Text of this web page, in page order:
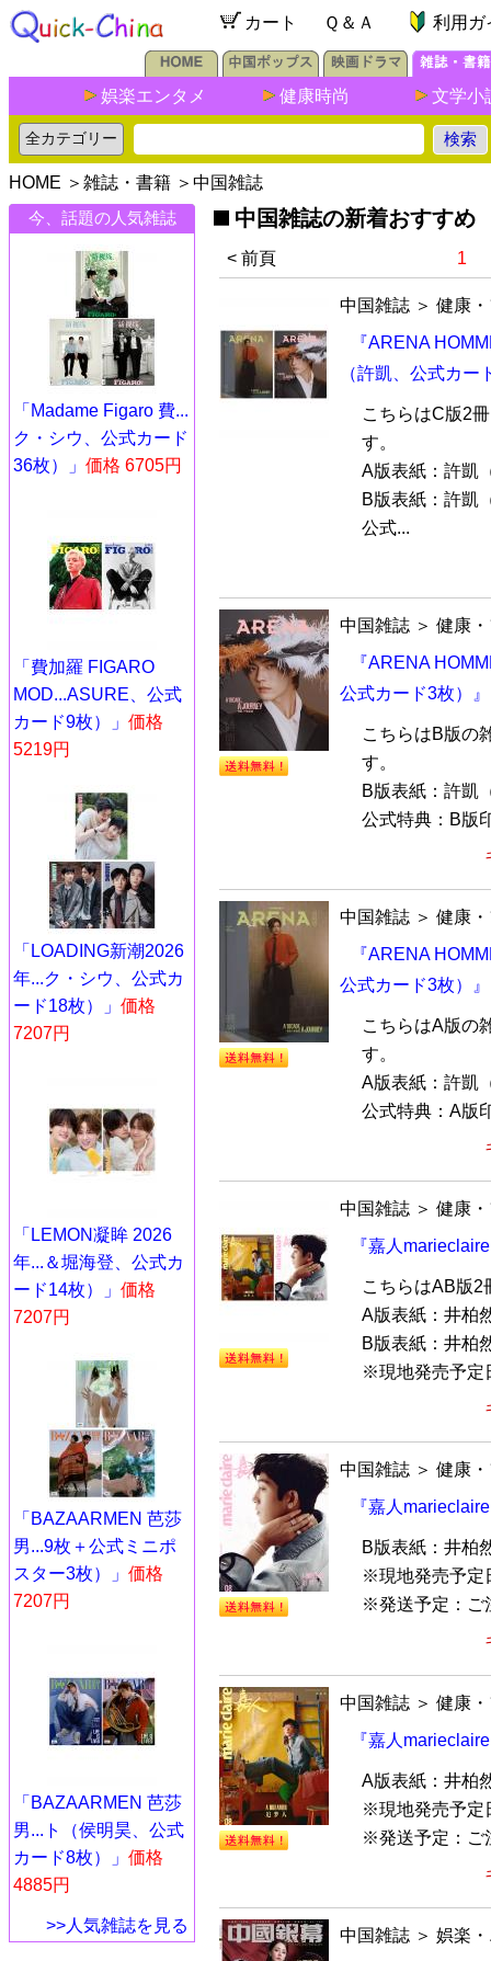
カート Ｑ＆Ａ 利用ガ
娯楽エンタメ 健康時尚 文学小
HOME ＞ 雑誌・書籍 ＞ 中国雑誌
今、話題の人気雑誌
「Madame Figaro 費...
ク・シウ、公式カード
36枚）」 価格 6705円
「費加羅 FIGARO
MOD...ASURE、公式
カード9枚）」 価格
5219円
「LOADING新潮2026
年...ク・シウ、公式カ
ード18枚）」 価格
7207円
「LEMON凝眸 2026
年...＆堀海登、公式カ
ード14枚）」 価格
7207円
「BAZAARMEN 芭莎
男...9枚＋公式ミニポ
スター3枚）」 価格
7207円
「BAZAARMEN 芭莎
男...ト（侯明昊、公式
カード8枚）」 価格
4885円
>>人気雑誌を見る
中国雑誌の新着おすすめ
< 前頁 1
中国雑誌 ＞ 健康
『ARENA
（許凱、公式カー
こちらはC版2
す。
A版表紙：許凱
B版表紙：許凱
公式...
中国雑誌 ＞ 健康
『ARENA
公式カード3枚）』
こちらはB版の
す。
B版表紙：許凱
公式特典：B版
中国雑誌 ＞ 健康
『ARENA
公式カード3枚）』
こちらはA版の
す。
A版表紙：許凱
公式特典：A版
中国雑誌 ＞ 健康
『嘉人
こちらはAB版2
A版表紙：井柏
B版表紙：井柏
※現地発売予定
中国雑誌 ＞ 健康
『嘉人
B版表紙：井柏
※現地発売予定
※発送予定：ご
中国雑誌 ＞ 健康
『嘉人
A版表紙：井柏
※現地発売予定
※発送予定：ご
中国雑誌 ＞ 娯楽